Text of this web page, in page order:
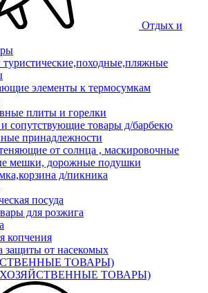
Отдых и
элементы к термосумкам
плиты и горелки
сопутствующие товары д/барбекю
принадлежности
от солнца , маскировочные
мешки, дорожные подушки
д/пикника
посуда
для розжига
копчения
защиты от насекомых
ТОВАРЫ)
(ХОЗЯЙСТВЕННЫЕ ТОВАРЫ)